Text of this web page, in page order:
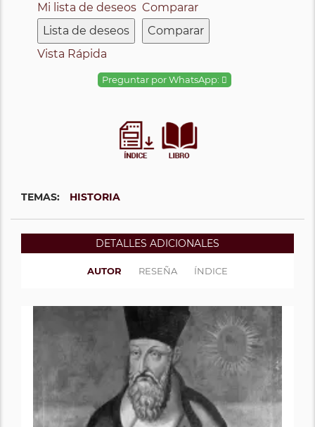
Mi lista de deseos
Lista de deseos
Comparar
Comparar
Vista Rápida
Preguntar por WhatsApp:
TEMAS: HISTORIA
DETALLES ADICIONALES
AUTOR RESEÑA ÍNDICE